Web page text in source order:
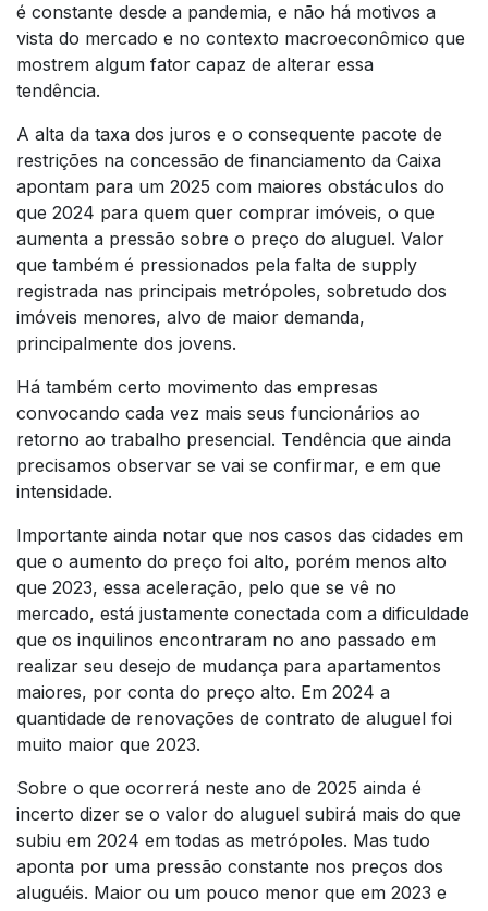
é constante desde a pandemia, e não há motivos a
vista do mercado e no contexto macroeconômico que
mostrem algum fator capaz de alterar essa
tendência.
A alta da taxa dos juros e o consequente pacote de
restrições na concessão de financiamento da Caixa
apontam para um 2025 com maiores obstáculos do
que 2024 para quem quer comprar imóveis, o que
aumenta a pressão sobre o preço do aluguel. Valor
que também é pressionados pela falta de supply
registrada nas principais metrópoles, sobretudo dos
imóveis menores, alvo de maior demanda,
principalmente dos jovens.
Há também certo movimento das empresas
convocando cada vez mais seus funcionários ao
retorno ao trabalho presencial. Tendência que ainda
precisamos observar se vai se confirmar, e em que
intensidade.
Importante ainda notar que nos casos das cidades em
que o aumento do preço foi alto, porém menos alto
que 2023, essa aceleração, pelo que se vê no
mercado, está justamente conectada com a dificuldade
que os inquilinos encontraram no ano passado em
realizar seu desejo de mudança para apartamentos
maiores, por conta do preço alto. Em 2024 a
quantidade de renovações de contrato de aluguel foi
muito maior que 2023.
Sobre o que ocorrerá neste ano de 2025 ainda é
incerto dizer se o valor do aluguel subirá mais do que
subiu em 2024 em todas as metrópoles. Mas tudo
aponta por uma pressão constante nos preços dos
aluguéis. Maior ou um pouco menor que em 2023 e